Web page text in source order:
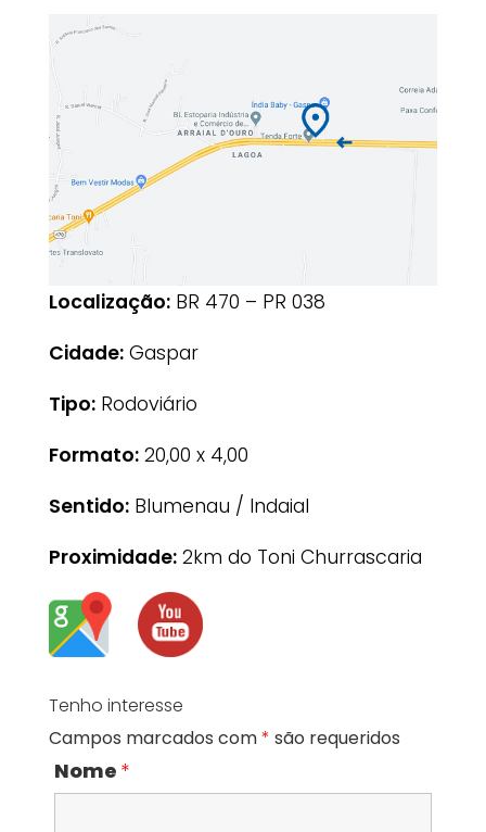
Localização: BR 470 – PR 038
Cidade: Gaspar
Tipo: Rodoviário
Formato: 20,00 x 4,00
Sentido: Blumenau / Indaial
Proximidade: 2km do Toni Churrascaria
Tenho interesse
Campos marcados com* são requeridos
Nome *